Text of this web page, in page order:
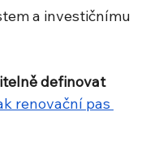
a investičnímu
definovat
renovační pas